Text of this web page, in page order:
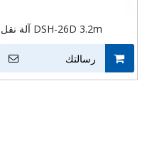
DSH-26D 3.2m آلة نقل
الحرارة الدوارة تنسيق واسع آلة
الضغط الحراري الرقمية
رسالتك